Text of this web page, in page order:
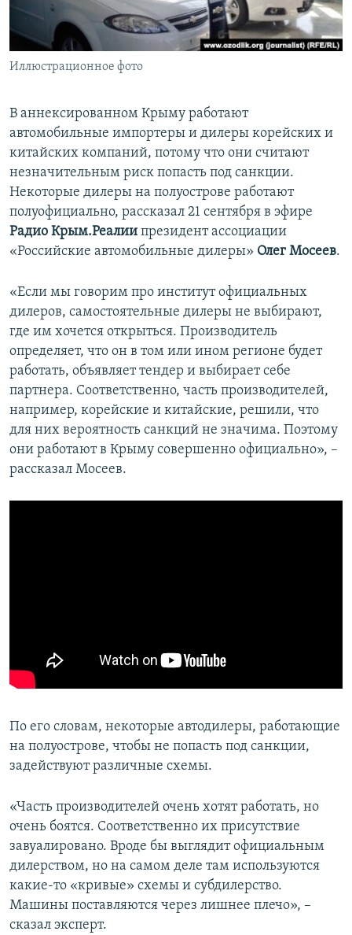
ПОБЕДИТЕЛЕЙ НЕ СУДЯТ?
КРЫМ.НЕПОКОРЕННЫЙ
ELIFBE
ПРИСОЕДИНЯЙТЕСЬ!
Все сайты RFE/RL
Иллюстрационное фото
В аннексированном Крыму работают
автомобильные импортеры и дилеры корейских и
китайских компаний, потому что они считают
незначительным риск попасть под санкции.
Некоторые дилеры на полуострове работают
полуофициально, рассказал 21 сентября в эфире
Радио Крым.Реалии президент ассоциации
«Российские автомобильные дилеры» Олег Мосеев.
«Если мы говорим про институт официальных
дилеров, самостоятельные дилеры не выбирают,
где им хочется открыться. Производитель
определяет, что он в том или ином регионе будет
работать, объявляет тендер и выбирает себе
партнера. Соответственно, часть производителей,
например, корейские и китайские, решили, что
для них вероятность санкций не значима. Поэтому
они работают в Крыму совершенно официально», –
рассказал Мосеев.
По его словам, некоторые автодилеры, работающие
на полуострове, чтобы не попасть под санкции,
задействуют различные схемы.
«Часть производителей очень хотят работать, но
очень боятся. Соответственно их присутствие
завуалировано. Вроде бы выглядит официальным
дилерством, но на самом деле там используются
какие-то «кривые» схемы и субдилерство.
Машины поставляются через лишнее плечо», –
сказал эксперт.